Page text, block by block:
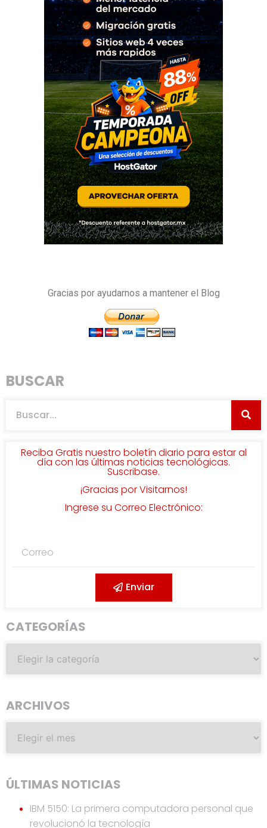
Gracias por ayudarnos a mantener el Blog
BUSCAR
Reciba Gratis nuestro boletín diario para estar al
día con las últimas noticias tecnológicas.
Suscribase.
¡Gracias por Visitarnos!
Ingrese su Correo Electrónico:
Enviar
CATEGORÍAS
ARCHIVOS
ÚLTIMAS NOTICIAS
IBM 5150: La primera computadora personal que
revolucionó la tecnología